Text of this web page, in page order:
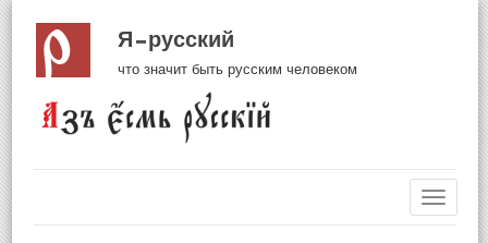
Я русский
что значит быть русским человеком